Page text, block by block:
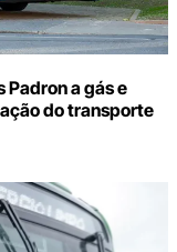
Padron a gás e
do transporte